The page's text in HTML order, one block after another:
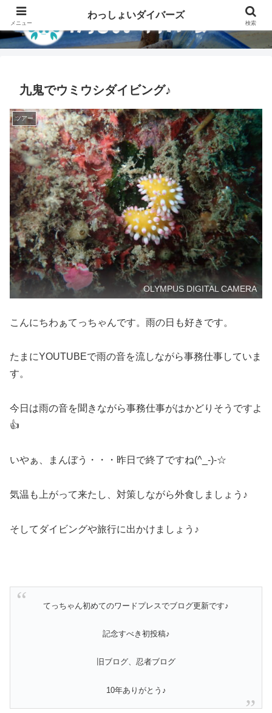
九鬼でウミウシダイビング♪
ツアー
OLYMPUS DIGITAL CAMERA
こんにちわぁてっちゃんです。雨の日も好きです。
たまにYOUTUBEで雨の音を流しながら事務仕事していま
す。
今日は雨の音を聞きながら事務仕事がはかどりそうですよ
👍
いやぁ、まんぼう・・・昨日で終了ですね(^_-)-☆
気温も上がって来たし、対策しながら外食しましょう♪
そしてダイビングや旅行に出かけましょう♪
てっちゃん初めてのワードプレスでブログ更新です♪
記念すべき初投稿♪
旧ブログ、忍者ブログ
10年ありがとう♪
メニュー
わっしょいダイバーズ
検索